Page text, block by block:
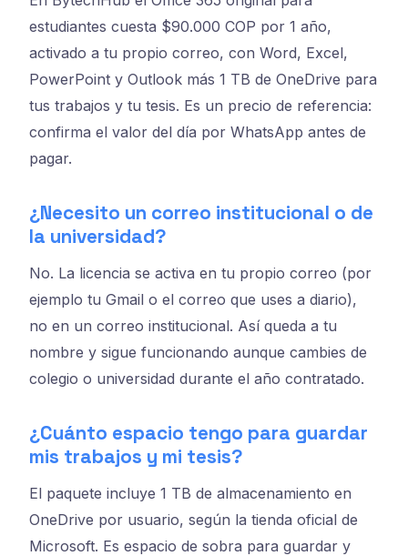
estudiantes cuesta $90.000 COP por 1 año,
activado a tu propio correo, con Word, Excel,
PowerPoint y Outlook más 1 TB de OneDrive para
tus trabajos y tu tesis. Es un precio de referencia:
confirma el valor del día por WhatsApp antes de
pagar.
¿Necesito un correo institucional o de
la universidad?
No. La licencia se activa en tu propio correo (por
ejemplo tu Gmail o el correo que uses a diario),
no en un correo institucional. Así queda a tu
nombre y sigue funcionando aunque cambies de
colegio o universidad durante el año contratado.
¿Cuánto espacio tengo para guardar
mis trabajos y mi tesis?
El paquete incluye 1 TB de almacenamiento en
OneDrive por usuario, según la tienda oficial de
Microsoft. Es espacio de sobra para guardar y